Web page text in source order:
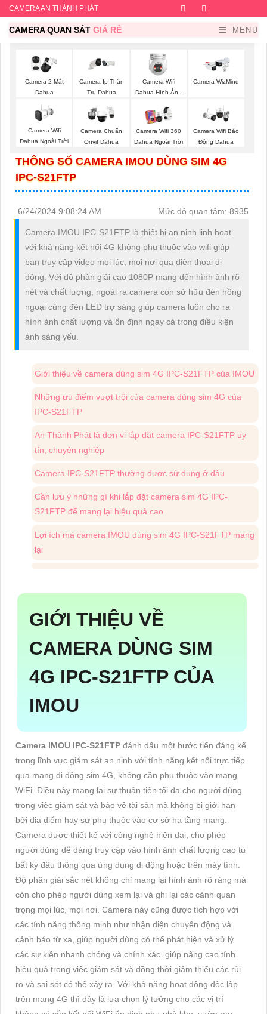
CAMERA AN THÀNH PHÁT Facebook
CAMERA QUAN SÁT GIÁ RẺ MENU
Camera 2 Mắt
Dahua
Camera Ip Thân
Trụ Dahua
Camera Wifi
Dahua Hình Ảnh
Camera WizMind
Camera Wifi
Dahua Ngoài Trời
Camera Chuẩn
Onvif Dahua
Camera Wifi 360
Dahua Ngoài Trời
Camera Wifi Báo
Động Dahua
THÔNG SỐ CAMERA IMOU DÙNG SIM 4G
IPC-S21FTP
6/24/2024 9:08:24 AM Mức độ quan tâm: 8935
Camera IMOU IPC-S21FTP là thiết bị an ninh linh hoạt
với khả năng kết nối 4G không phụ thuộc vào wifi giúp
bạn truy cập video mọi lúc, mọi nơi qua điện thoại di
động. Với độ phân giải cao 1080P mang đến hình ảnh rõ
nét và chất lượng, ngoài ra camera còn sở hữu đèn hồng
ngoại cùng đèn LED trợ sáng giúp camera luôn cho ra
hình ảnh chất lượng và ổn định ngay cả trong điều kiện
ánh sáng yếu.
Giới thiệu về camera dùng sim 4G IPC-S21FTP của IMOU
Những ưu điểm vượt trội của camera dùng sim 4G của
IPC-S21FTP
An Thành Phát là đơn vị lắp đặt camera IPC-S21FTP uy
tín, chuyên nghiệp
Camera IPC-S21FTP thường được sử dụng ở đâu
Cần lưu ý những gì khi lắp đặt camera sim 4G IPC-
S21FTP để mang lại hiệu quả cao
Lợi ích mà camera IMOU dùng sim 4G IPC-S21FTP mang
lại
GIỚI THIỆU VỀ
CAMERA DÙNG SIM
4G IPC-S21FTP CỦA
IMOU
Camera IMOU IPC-S21FTP đánh dấu một bước tiến đáng kể
trong lĩnh vực giám sát an ninh với tính năng kết nối trực tiếp
qua mạng di động sim 4G, không cần phụ thuộc vào mạng
WiFi. Điều này mang lại sự thuận tiện tối đa cho người dùng
trong việc giám sát và bảo vệ tài sản mà không bị giới hạn
bởi địa điểm hay sự phụ thuộc vào cơ sở hạ tầng mạng.
Camera được thiết kế với công nghệ hiện đại, cho phép
người dùng dễ dàng truy cập vào hình ảnh chất lượng cao từ
bất kỳ đâu thông qua ứng dụng di động hoặc trên máy tính.
Độ phân giải sắc nét không chỉ mang lại hình ảnh rõ ràng mà
còn cho phép người dùng xem lại và ghi lại các cảnh quan
trọng mọi lúc, mọi nơi. Camera này cũng được tích hợp với
các tính năng thông minh như nhận diện chuyển động và
cảnh báo từ xa, giúp người dùng có thể phát hiện và xử lý
các sự kiện nhanh chóng và chính xác giúp nâng cao tính
hiệu quả trong việc giám sát và đồng thời giảm thiểu các rủi
ro và sai sót có thể xảy ra. Với khả năng hoạt động độc lập
trên mạng 4G thì đây là lựa chọn lý tưởng cho các vị trí